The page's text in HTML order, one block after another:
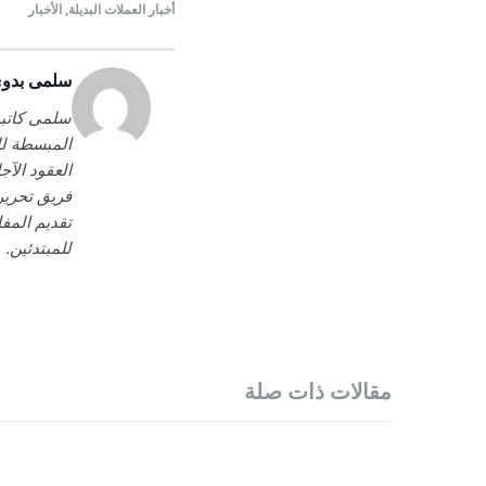
أخبار العملات البديلة, الأخبار
سلمى
سلمى
المبسطة
العقود
تقديم
للمبتدئين.
مقالات ذات صلة